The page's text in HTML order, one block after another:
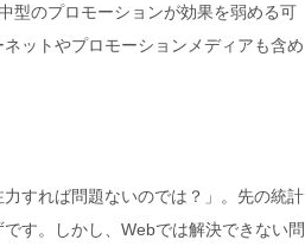
型のプロモーションが効果を弱める可
ットやプロモーションメディアも含め
すれば問題ないのでは？」。先の統計
す。しかし、Webでは解決できない問